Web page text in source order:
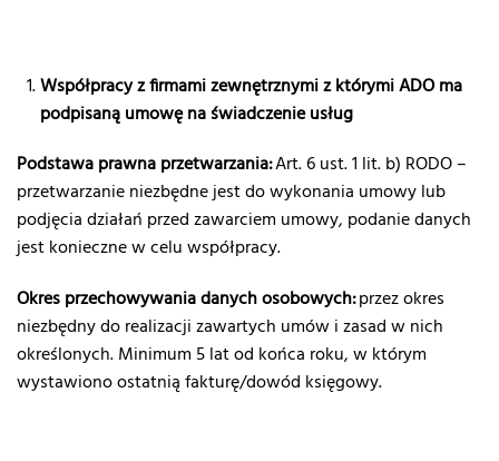
Współpracy z firmami zewnętrznymi z którymi ADO ma
podpisaną umowę na świadczenie usług
Podstawa prawna przetwarzania:Art. 6 ust. 1 lit. b) RODO –
przetwarzanie niezbędne jest do wykonania umowy lub
podjęcia działań przed zawarciem umowy, podanie danych
jest konieczne w celu współpracy.
Okres przechowywania danych osobowych:przez okres
niezbędny do realizacji zawartych umów i zasad w nich
określonych. Minimum 5 lat od końca roku, w którym
wystawiono ostatnią fakturę/dowód księgowy.